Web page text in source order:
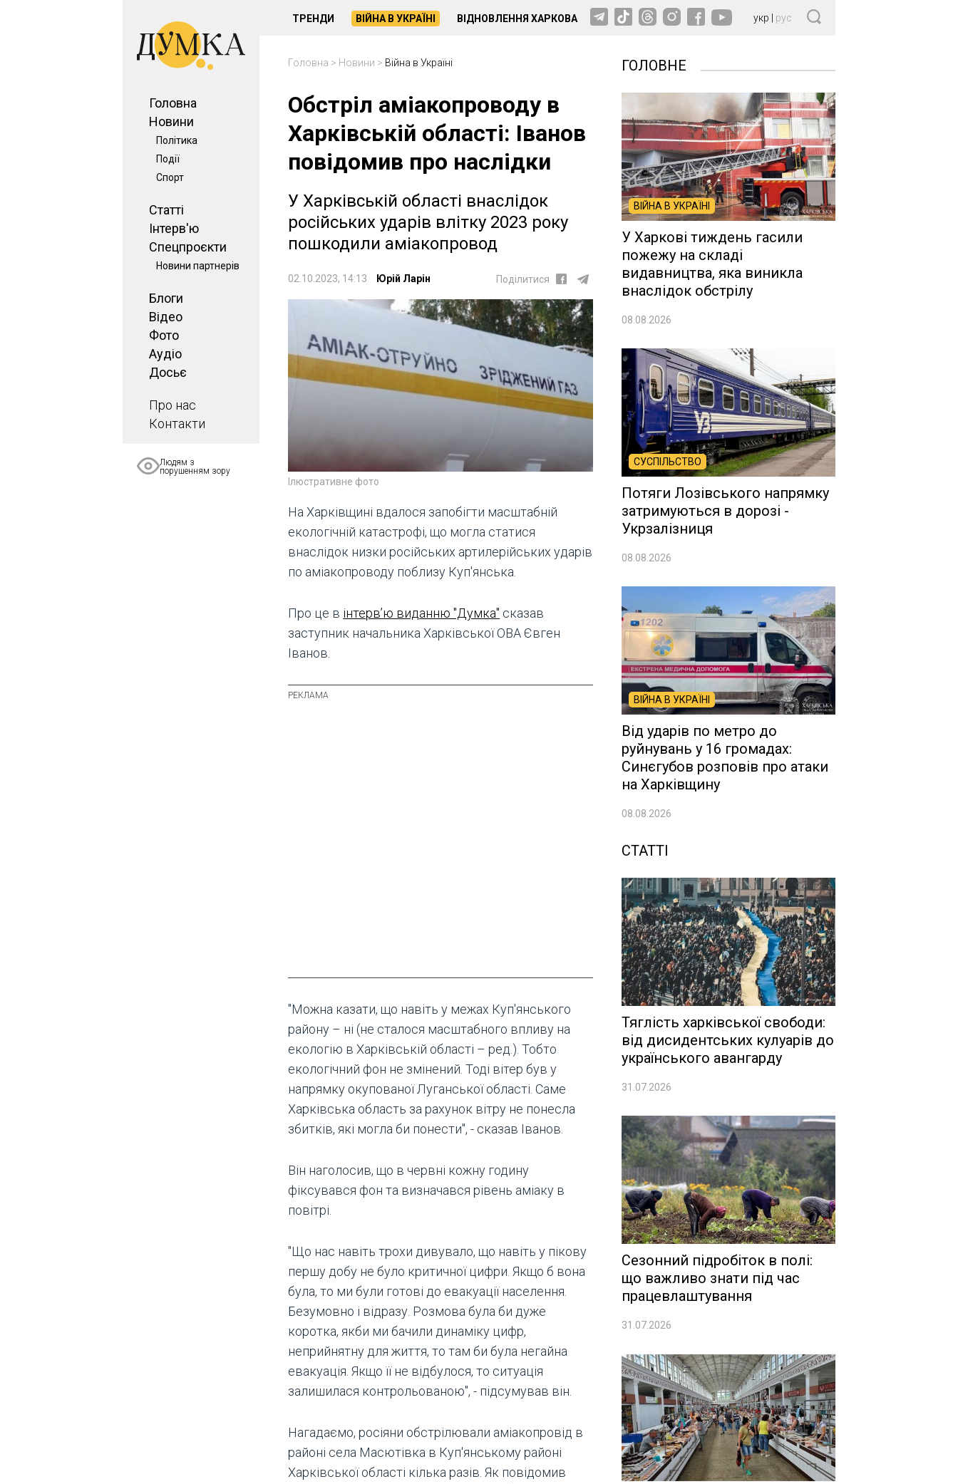
Головна
Новини
Політика
Події
Спорт
Статті
Інтерв'ю
Спецпроєкти
Новини партнерів
Блоги
Відео
Фото
Аудіо
Досьє
Про нас
Контакти
Людям з
порушенням зору
ТРЕНДИ ВІЙНА В УКРАЇНІ ВІДНОВЛЕННЯ ХАРКОВА укр рус
Головна > Новини > Війна в Україні
Обстріл аміакопроводу в
Харківській області: Іванов
повідомив про наслідки
У Харківській області внаслідок
російських ударів влітку 2023 року
пошкодили аміакопровод
02.10.2023, 14:13 Юрій Ларін Поділитися
Ілюстративне фото
На Харківщині вдалося запобігти масштабній
екологічній катастрофі, що могла статися
внаслідок низки російських артилерійських ударів
по аміакопроводу поблизу Куп'янська.
Про це в інтерв’ю виданню "Думка" сказав
заступник начальника Харківської ОВА Євген
Іванов.
"Можна казати, що навіть у межах Куп'янського
району – ні (не сталося масштабного впливу на
екологію в Харківській області – ред.). Тобто
екологічний фон не змінений. Тоді вітер був у
напрямку окупованої Луганської області. Саме
Харківська область за рахунок вітру не понесла
збитків, які могла би понести", - сказав Іванов.
Він наголосив, що в червні кожну годину
фіксувався фон та визначався рівень аміаку в
повітрі.
"Що нас навіть трохи дивувало, що навіть у пікову
першу добу не було критичної цифри. Якщо б вона
була, то ми були готові до евакуації населення.
Безумовно і відразу. Розмова була би дуже
коротка, якби ми бачили динаміку цифр,
неприйнятну для життя, то там би була негайна
евакуація. Якщо її не відбулося, то ситуація
залишилася контрольованою", - підсумував він.
Нагадаємо, росіяни обстрілювали аміакопровід в
районі села Масютівка в Куп'янському районі
Харківської області кілька разів. Як повідомив
ГОЛОВНЕ
ВІЙНА В УКРАЇНІ
У Харкові тиждень гасили
пожежу на складі
видавництва, яка виникла
внаслідок обстрілу
08.08.2026
СУСПІЛЬСТВО
Потяги Лозівського напрямку
затримуються в дорозі -
Укрзалізниця
08.08.2026
ВІЙНА В УКРАЇНІ
Від ударів по метро до
руйнувань у 16 громадах:
Синєгубов розповів про атаки
на Харківщину
08.08.2026
СТАТТІ
Тяглість харківської свободи:
від дисидентських кулуарів до
українського авангарду
31.07.2026
Сезонний підробіток в полі:
що важливо знати під час
працевлаштування
31.07.2026